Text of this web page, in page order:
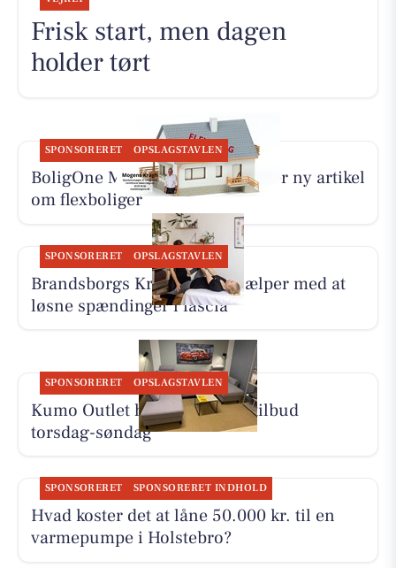
Frisk start, men dagen
holder tørt
SPONSORERET OPSLAGSTAVLEN
BoligOne Mogens Kragh I/S deler ny artikel
om flexboliger
SPONSORERET OPSLAGSTAVLEN
Brandsborgs Kropsterapi hjælper med at
løsne spændinger i fascia
SPONSORERET OPSLAGSTAVLEN
Kumo Outlet har nye skarpe tilbud
torsdag-søndag
SPONSORERET SPONSORERET INDHOLD
Hvad koster det at låne 50.000 kr. til en
varmepumpe i Holstebro?